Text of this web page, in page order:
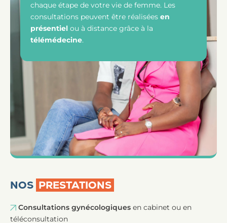
chaque étape de votre vie de femme. Les
consultations peuvent être réalisées en
présentiel ou à distance grâce à la
télémédecine.
NOS PRESTATIONS
Consultations gynécologiques en cabinet ou en
téléconsultation